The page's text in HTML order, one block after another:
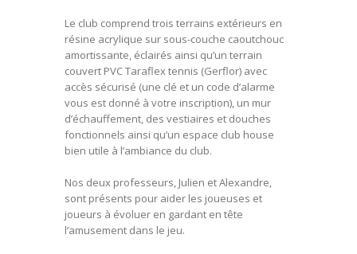
Le club comprend trois terrains extérieurs en
résine acrylique sur sous-couche caoutchouc
amortissante, éclairés ainsi qu’un terrain
couvert PVC Taraflex tennis (Gerflor) avec
accès sécurisé (une clé et un code d’alarme
vous est donné à votre inscription), un mur
d’échauffement, des vestiaires et douches
fonctionnels ainsi qu’un espace club house
bien utile à l’ambiance du club.
Nos deux professeurs, Julien et Alexandre,
sont présents pour aider les joueuses et
joueurs à évoluer en gardant en tête
l’amusement dans le jeu.